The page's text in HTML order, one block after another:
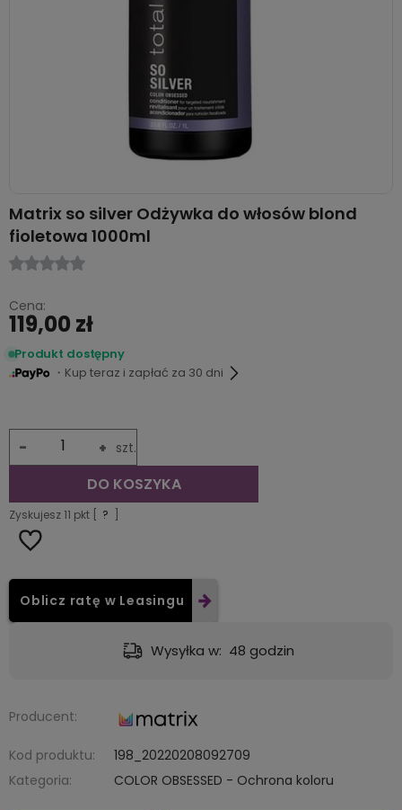
Matrix so silver Odżywka do włosów blond
fioletowa 1000ml
Cena:
119,00 zł
Produkt dostępny
・Kup teraz i zapłać za 30 dni
+
- szt.
DO KOSZYKA
Zyskujesz 11 pkt [ ?
Oblicz ratę w Leasingu
od 9,49 zł- GLS - dostawa do automatu Orlen lub Żabka
Producent:
Kod produktu:
198_20220208092709
Kategoria:
COLOR OBSESSED - Ochrona koloru